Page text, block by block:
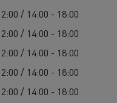
/ 14:00 - 18:00
/ 14:00 - 18:00
/ 14:00 - 18:00
/ 14:00 - 18:00
/ 14:00 - 18:00